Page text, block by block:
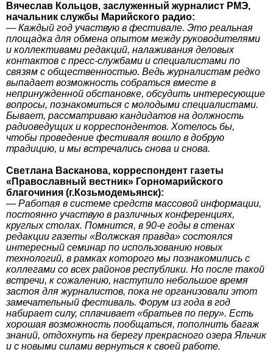
Вячеслав Кольцов, заслуженный журналист РМЭ,
начальник службы Марийского радио:
— Каждый год участвую в фестивале. Это реальная
площадка для обмена опытом между руководителями
и коллективами редакций, налаживания деловых
контактов с пресс-службами и специалистами по
связям с общественностью. Ведь журналистам редко
выпадает возможность собраться вместе в
непринужденной обстановке, обсудить интересующие
вопросы, познакомиться с молодыми специалистами.
Бывает, рассматриваю кандидатов на должность
радиоведущих и корреспондентов. Хотелось бы,
чтобы проведение фестиваля вошло в добрую
традицию, и мы встречались снова и снова.
Светлана Васканова, корреспондент газеты
«Православный вестник» Горномарийского
благочиния (г.Козьмодемьянск):
— Работая в системе средств массовой информации,
постоянно участвую в различных конференциях,
круглых столах. Помнится, в 90-е годы в стенах
редакции газеты «Волжская правда» состоялся
интересный семинар по использованию новых
технологий, в рамках которого мы познакомились с
коллегами со всех районов республики. Но после такой
встречи, к сожалению, наступило небольшое время
застоя для журналистов, пока не организовали этот
замечательный фестиваль. Форум из года в год
набирает силу, сплачивает «братьев по перу». Есть
хорошая возможность пообщаться, пополнить багаж
знаний, отдохнуть на берегу прекрасного озера Яльчик
и с новыми силами вернуться к своей работе.